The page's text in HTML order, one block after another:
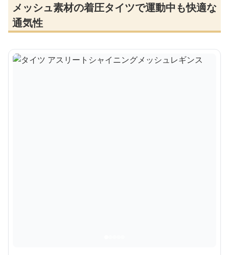
メッシュ素材の着圧タイツで運動中も快適な
通気性